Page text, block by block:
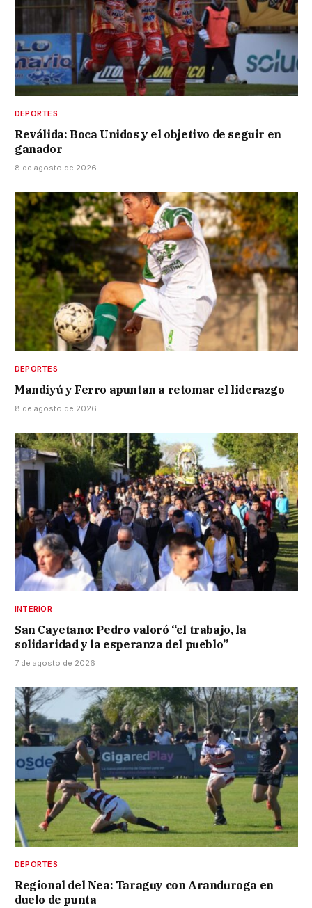
DEPORTES
Reválida: Boca Unidos y el objetivo de seguir en
ganador
8 de agosto de 2026
DEPORTES
Mandiyú y Ferro apuntan a retomar el liderazgo
8 de agosto de 2026
INTERIOR
San Cayetano: Pedro valoró “el trabajo, la
solidaridad y la esperanza del pueblo”
7 de agosto de 2026
DEPORTES
Regional del Nea: Taraguy con Aranduroga en
duelo de punta